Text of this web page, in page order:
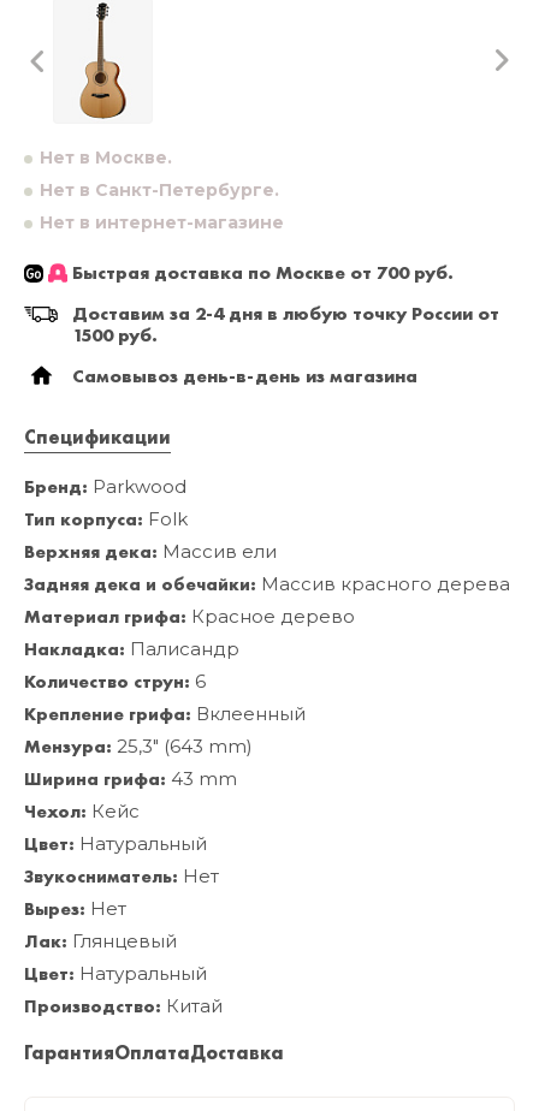
Нет в Москве.
Нет в Санкт-Петербурге.
Нет в интернет-магазине
Быстрая доставка по Москве от 700 руб.
Доставим за 2-4 дня в любую точку России от
1500 руб.
Самовывоз день-в-день из магазина
Спецификации
Бренд: Parkwood
Тип корпуса: Folk
Верхняя дека: Массив ели
Задняя дека и обечайки: Массив красного дерева
Материал грифа: Красное дерево
Накладка: Палисандр
Количество струн: 6
Крепление грифа: Вклеенный
Мензура: 25,3" (643 mm)
Ширина грифа: 43 mm
Чехол: Кейс
Цвет: Натуральный
Звукосниматель: Нет
Вырез: Нет
Лак: Глянцевый
Цвет: Натуральный
Производство: Китай
ГарантияОплатаДоставка